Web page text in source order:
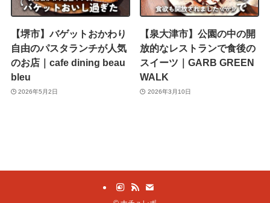
【堺市】バゲットおかわり
自由のパスタランチが人気
のお店｜cafe dining beau
bleu
2026年5月2日
【泉大津市】公園の中の開
放的なレストランで食後の
スイーツ｜GARB GREEN
WALK
2026年3月10日